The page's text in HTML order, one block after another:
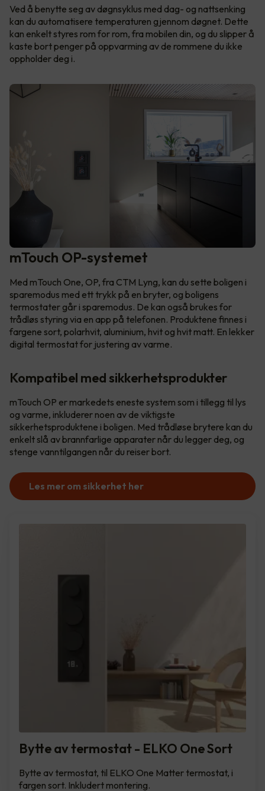
Ved å benytte seg av døgnsyklus med dag- og nattsenking
kan du automatisere temperaturen gjennom døgnet. Dette
kan enkelt styres rom for rom, fra mobilen din, og du slipper å
kaste bort penger på oppvarming av de rommene du ikke
oppholder deg i.
mTouch OP-systemet
Med mTouch One, OP, fra CTM Lyng, kan du sette boligen i
sparemodus med ett trykk på en bryter, og boligens
termostater går i sparemodus. De kan også brukes for
trådløs styring via en app på telefonen. Produktene finnes i
fargene sort, polarhvit, aluminium, hvit og hvit matt. En lekker
digital termostat for justering av varme.
Kompatibel med sikkerhetsprodukter
mTouch OP er markedets eneste system som i tillegg til lys
og varme, inkluderer noen av de viktigste
sikkerhetsproduktene i boligen. Med trådløse brytere kan du
enkelt slå av brannfarlige apparater når du legger deg, og
stenge vanntilgangen når du reiser bort.
Les mer om sikkerhet her
Bytte av termostat - ELKO One Sort
Bytte av termostat, til ELKO One Matter termostat, i
fargen sort. Inkludert montering.